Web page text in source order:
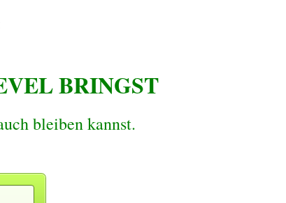
BRINGST
bleiben kannst.